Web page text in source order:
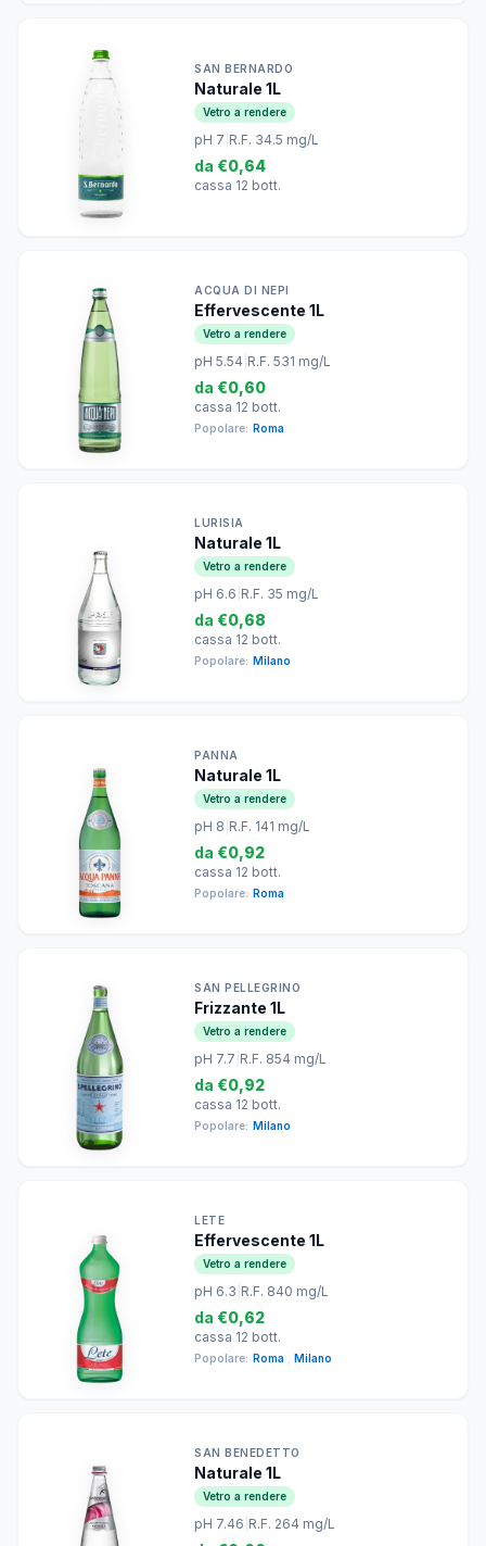
SAN BERNARDO
Naturale 1L
Vetro a rendere
pH 7 R.F. 34.5 mg/L
da €0,64
cassa 12 bott.
ACQUA DI NEPI
Effervescente 1L
Vetro a rendere
pH 5.54 R.F. 531 mg/L
da €0,60
cassa 12 bott.
Popolare: Roma
LURISIA
Naturale 1L
Vetro a rendere
pH 6.6 R.F. 35 mg/L
da €0,68
cassa 12 bott.
Popolare: Milano
PANNA
Naturale 1L
Vetro a rendere
pH 8 R.F. 141 mg/L
da €0,92
cassa 12 bott.
Popolare: Roma
SAN PELLEGRINO
Frizzante 1L
Vetro a rendere
pH 7.7 R.F. 854 mg/L
da €0,92
cassa 12 bott.
Popolare: Milano
LETE
Effervescente 1L
Vetro a rendere
pH 6.3 R.F. 840 mg/L
da €0,62
cassa 12 bott.
Popolare: Roma Milano
SAN BENEDETTO
Naturale 1L
Vetro a rendere
pH 7.46 R.F. 264 mg/L